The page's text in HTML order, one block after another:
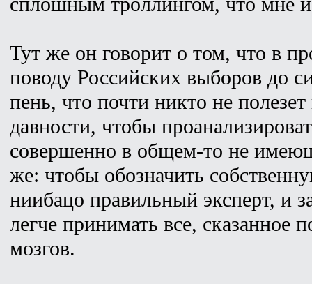
Тут же он говорит о том, что в
поводу Российских выборов до
пень, что почти никто не
давности, чтобы
совершенно в общем-то не
же: чтобы обозначить
ниибацо правильный эксперт, и
легче принимать все, сказанное
мозгов.